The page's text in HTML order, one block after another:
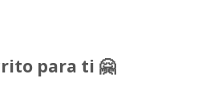
para ti 🤗